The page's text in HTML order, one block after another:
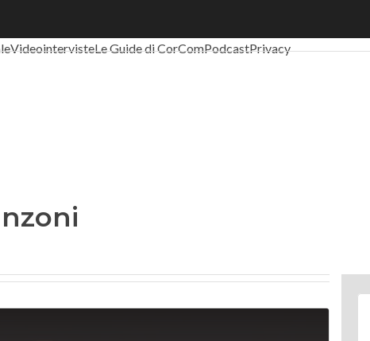
VideointervisteLe Guide di CorComPodcastPrivacy